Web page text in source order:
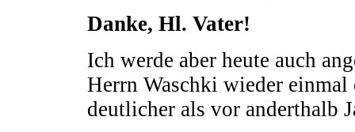
Danke, Hl. Vater!
Ich werde aber heute auch
Herrn Waschki wieder
deutlicher als vor anderthalb